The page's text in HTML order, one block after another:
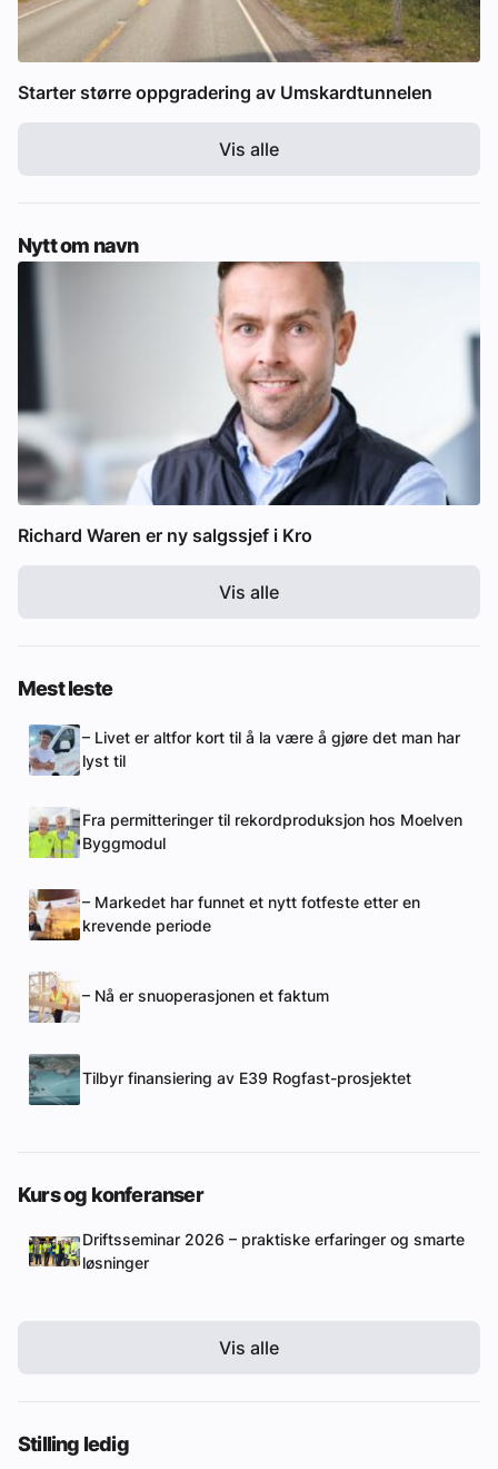
Starter større oppgradering av Umskardtunnelen
Vis alle
Nytt om navn
Richard Waren er ny salgssjef i Kro
Vis alle
Mest leste
– Livet er altfor kort til å la være å gjøre det man har
lyst til
Fra permitteringer til rekordproduksjon hos Moelven
Byggmodul
– Markedet har funnet et nytt fotfeste etter en
krevende periode
– Nå er snuoperasjonen et faktum
Tilbyr finansiering av E39 Rogfast-prosjektet
Kurs og konferanser
Driftsseminar 2026 – praktiske erfaringer og smarte
løsninger
Vis alle
Stilling ledig